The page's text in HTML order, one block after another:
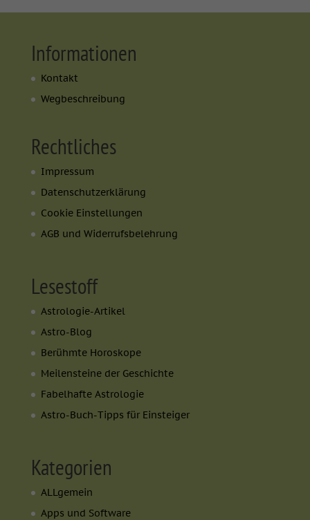
Informationen
Kontakt
Wegbeschreibung
Rechtliches
Impressum
Datenschutzerklärung
Cookie Einstellungen
AGB und Widerrufsbelehrung
Lesestoff
Astrologie-Artikel
Astro-Blog
Berühmte Horoskope
Meilensteine der Geschichte
Fabelhafte Astrologie
Astro-Buch-Tipps für Einsteiger
Kategorien
ALLgemein
Apps und Software